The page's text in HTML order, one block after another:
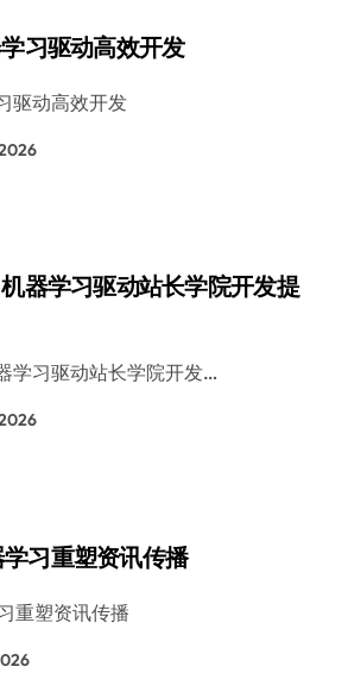
习驱动高效开发
驱动高效开发
器学习驱动站长学院开发提
学习驱动站长学院开发…
习重塑资讯传播
重塑资讯传播